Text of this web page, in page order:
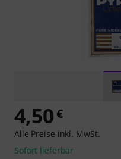
4,50€
Alle Preise inkl. MwSt.
Sofort lieferbar